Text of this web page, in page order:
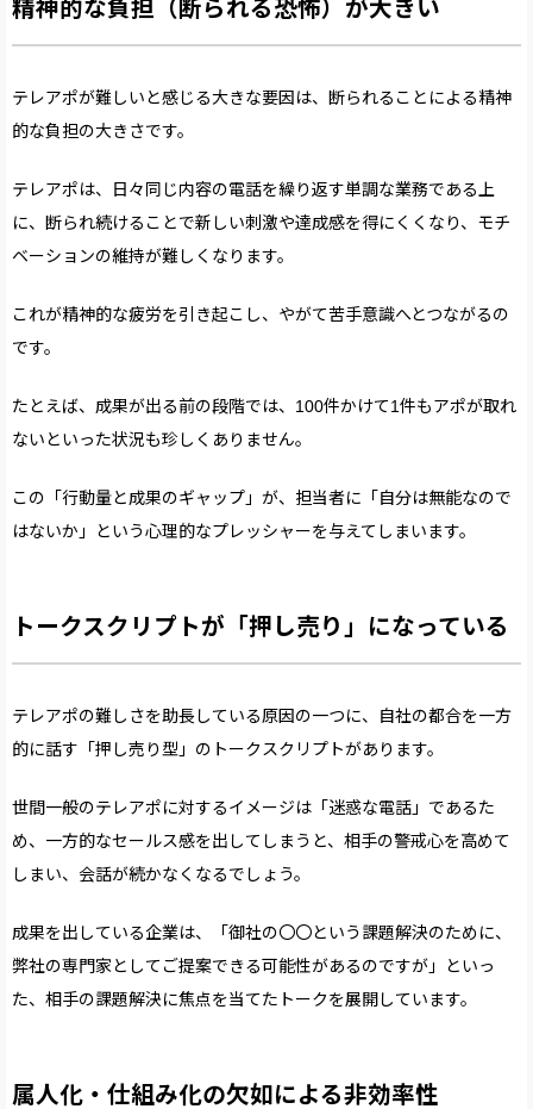
精神的な負担（断られる恐怖）が大きい
テレアポが難しいと感じる大きな要因は、断られることによる精神
的な負担の大きさです。
テレアポは、日々同じ内容の電話を繰り返す単調な業務である上
に、断られ続けることで新しい刺激や達成感を得にくくなり、モチ
ベーションの維持が難しくなります。
これが精神的な疲労を引き起こし、やがて苦手意識へとつながるの
です。
たとえば、成果が出る前の段階では、100件かけて1件もアポが取れ
ないといった状況も珍しくありません。
この「行動量と成果のギャップ」が、担当者に「自分は無能なので
はないか」という心理的なプレッシャーを与えてしまいます。
トークスクリプトが「押し売り」になっている
テレアポの難しさを助長している原因の一つに、自社の都合を一方
的に話す「押し売り型」のトークスクリプトがあります。
世間一般のテレアポに対するイメージは「迷惑な電話」であるた
め、一方的なセールス感を出してしまうと、相手の警戒心を高めて
しまい、会話が続かなくなるでしょう。
成果を出している企業は、「御社の〇〇という課題解決のために、
弊社の専門家としてご提案できる可能性があるのですが」といっ
た、相手の課題解決に焦点を当てたトークを展開しています。
属人化・仕組み化の欠如による非効率性